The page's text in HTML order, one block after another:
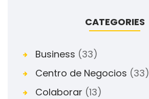
CATEGORIES
Business (33)
Centro de Negocios (33)
Colaborar (13)